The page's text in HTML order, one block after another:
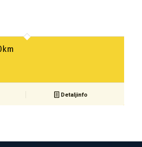
Detaljinfo